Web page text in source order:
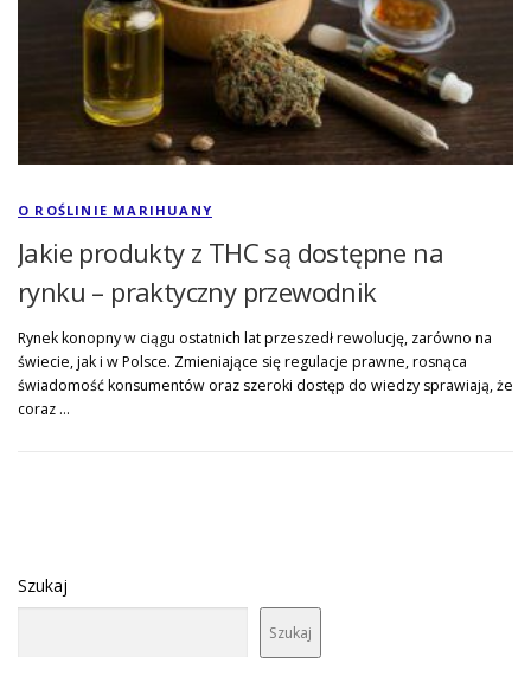
O ROŚLINIE MARIHUANY
Jakie produkty z THC są dostępne na
rynku – praktyczny przewodnik
Rynek konopny w ciągu ostatnich lat przeszedł rewolucję, zarówno na
świecie, jak i w Polsce. Zmieniające się regulacje prawne, rosnąca
świadomość konsumentów oraz szeroki dostęp do wiedzy sprawiają, że
coraz …
Szukaj
Szukaj